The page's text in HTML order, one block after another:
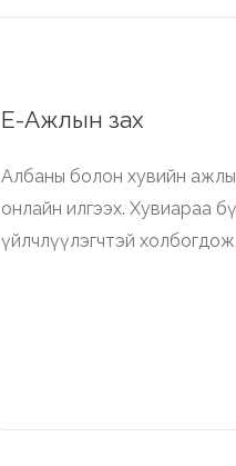
Е-Ажлын зах
Албаны болон хувийн
онлайн илгээх. Хувиараа
үйлчлүүлэгчтэй